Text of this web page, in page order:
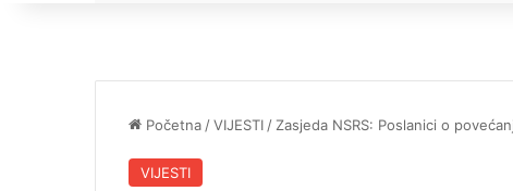
Početna /VIJESTI / Zasjeda NSRS: Poslanici o
VIJESTI